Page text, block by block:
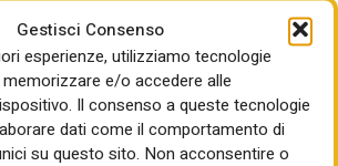
Gestisci Consenso
esperienze, utilizziamo tecnologie
e/o accedere alle
Il consenso a queste tecnologie
dati come il comportamento di
su questo sito. Non acconsentire o
uno di Lufthansa, nuovo azionista
di capitale da 325 milioni. Con il
ci saranno il neo ad di Ita Joerg
Sandro Pappalardo.
in pista per il